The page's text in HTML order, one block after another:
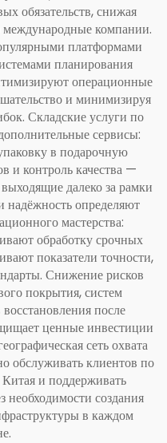
обязательств, снижая
компании.
платформами
планирования
операционные
и минимизируя
Складские услуги по
сервисы:
в подарочную
и контроль качества —
далеко за рамки
надёжность определяют
мастерства:
обработку срочных
показатели точности,
Снижение рисков
покрытия, систем
после
ценные инвестиции
сеть охвата
обслуживать клиентов по
и поддерживать
создания
в каждом